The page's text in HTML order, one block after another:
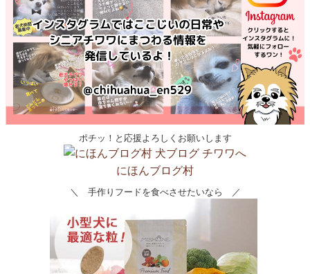
ポチッ！と応援よろしくお願いします
にほんブログ村
＼ 手作りフードを食べさせたいなら ／